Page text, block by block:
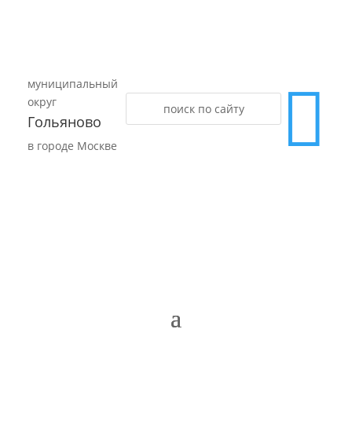
муниципальный
округ
Гольяново
в городе Москве 